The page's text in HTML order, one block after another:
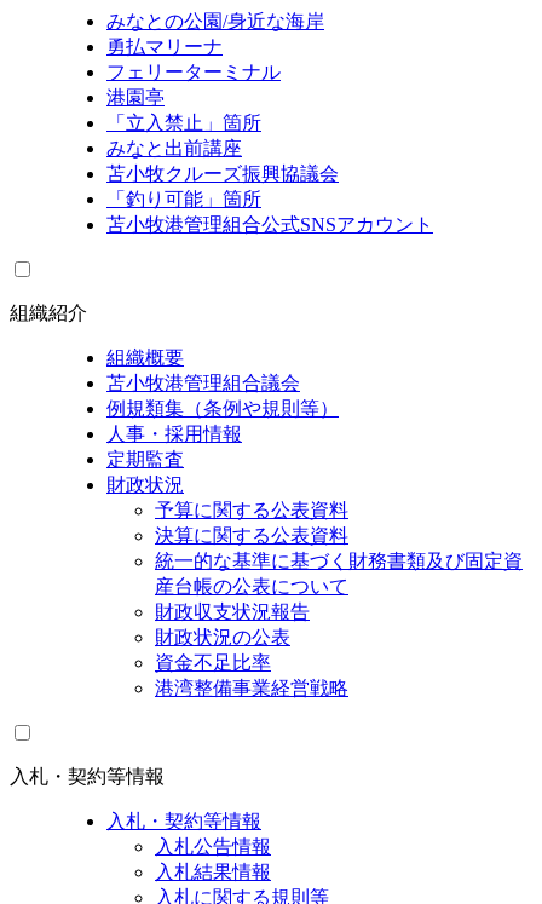
みなとの公園/身近な海岸
勇払マリーナ
フェリーターミナル
港園亭
「立入禁止」箇所
みなと出前講座
苫小牧クルーズ振興協議会
「釣り可能」箇所
苫小牧港管理組合公式SNSアカウント
組織紹介
組織概要
苫小牧港管理組合議会
例規類集（条例や規則等）
人事・採用情報
定期監査
財政状況
予算に関する公表資料
決算に関する公表資料
統一的な基準に基づく財務書類及び固定資
産台帳の公表について
財政収支状況報告
財政状況の公表
資金不足比率
港湾整備事業経営戦略
入札・契約等情報
入札・契約等情報
入札公告情報
入札結果情報
入札に関する規則等